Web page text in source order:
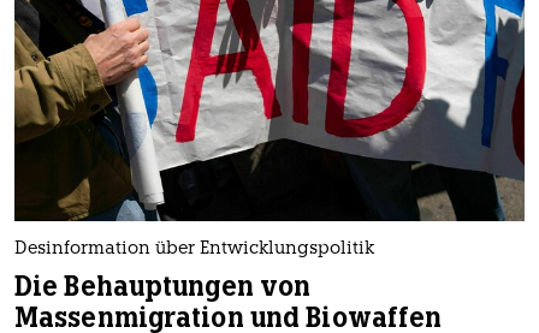
Desinformation über Entwicklungspolitik
Die Behauptungen von
Massenmigration und Biowaffen